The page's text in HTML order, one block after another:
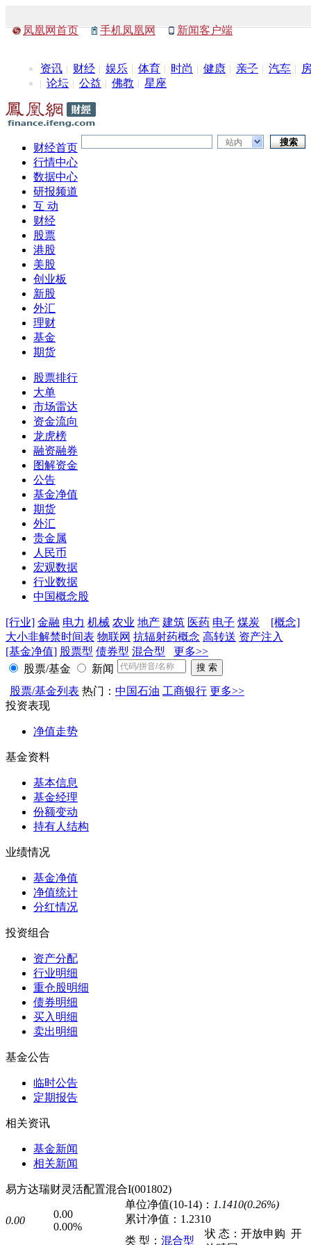
凤凰网首页 手机凤凰网 新闻客户端
资讯 财经 娱乐 体育 时尚 健康 亲子 汽车
论坛
公益 佛教 星座
站内
财经首页
行情中心
数据中心
研报频道
互 动
财经
股票
港股
美股
创业板
新股
外汇
理财
基金
期货
股票排行
大单
市场雷达
资金流向
龙虎榜
融资融券
图解资金
公告
基金净值
期货
外汇
贵金属
人民币
宏观数据
行业数据
中国概念股
[行业] 金融 电力 机械 农业 地产 建筑 医药 电子 煤炭
[概念]
大小非解禁时间表 物联网 抗辐射药概念 高转送 资产注入
[基金净值] 股票型 债券型 混合型
更多>>
股票/基金
新闻
股票/基金列表 热门： 中国石油 工商银行 更多>>
投资表现
净值走势
基金资料
基本信息
基金经理
份额变动
持有人结构
业绩情况
基金净值
净值统计
分红情况
投资组合
资产分配
行业明细
重仓股明细
债券明细
买入明细
卖出明细
基金公告
临时公告
定期报告
相关资讯
基金新闻
相关新闻
易方达瑞财灵活配置混合I(001802)
0.00
0.00
0.00%
单位净值(10-14)： 1.1410(0.26%)
累计净值： 1.2310
类 型： 混合型
状 态： 开放申购 开